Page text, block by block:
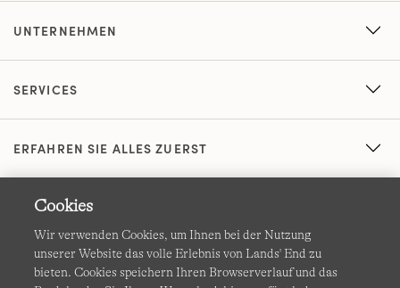
UNTERNEHMEN
SERVICES
ERFAHREN SIE ALLES ZUERST
Cookies
Wir verwenden Cookies, um Ihnen bei der Nutzung
unserer Website das volle Erlebnis von Lands' End zu
bieten. Cookies speichern Ihren Browserverlauf und das